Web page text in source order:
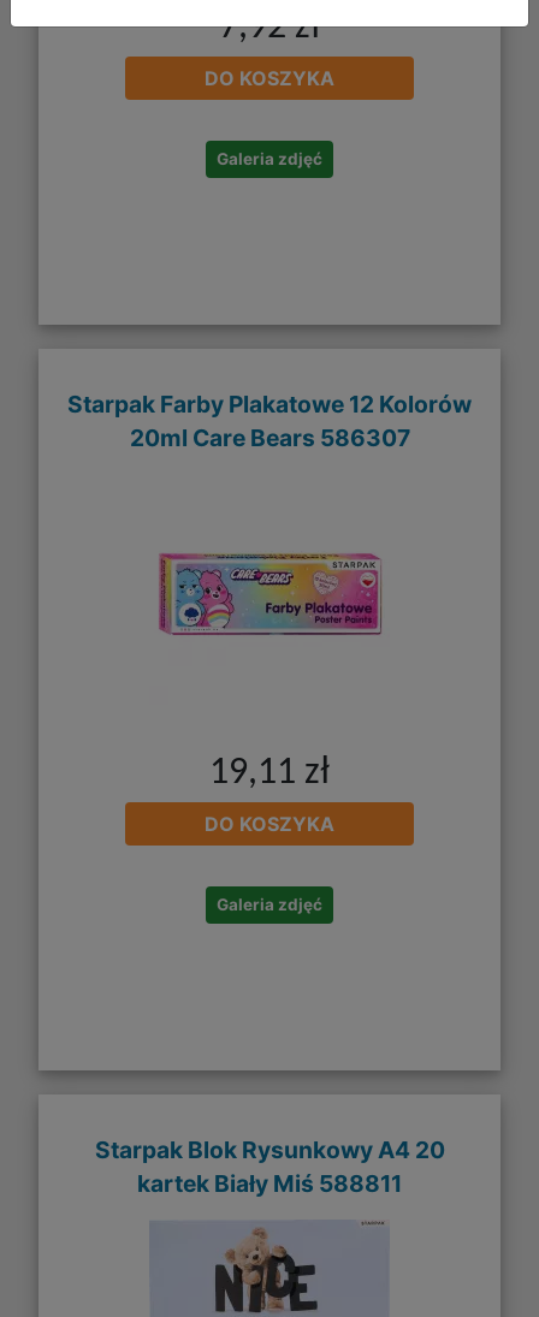
7,92 zł
DO KOSZYKA
Galeria zdjęć
Starpak Farby Plakatowe 12 Kolorów
20ml Care Bears 586307
19,11 zł
DO KOSZYKA
Galeria zdjęć
Starpak Blok Rysunkowy A4 20
kartek Biały Miś 588811